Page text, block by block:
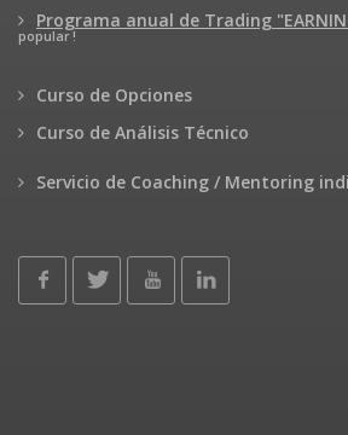
Programa anual de Trading
popular !
Curso de Opciones
Curso de Análisis Técnico
Servicio de Coaching / Mentoring